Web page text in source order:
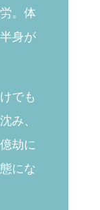
。体
身が
でも
み、
劫に
にな